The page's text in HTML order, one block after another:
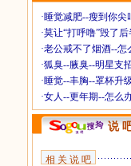
·睡觉减肥--瘦到你尖
·莫让“打呼噜”毁了后
·老公戒不了烟酒--怎
·狐臭--腋臭--明星支
·睡觉--丰胸--罩杯升
·女人--更年期--怎么
说
相 关 说 吧